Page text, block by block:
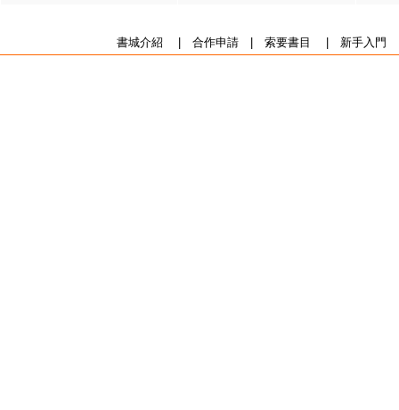
書城介紹 合作申請| 索要書目 新手入門